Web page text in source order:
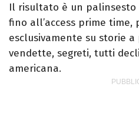
Il risultato è un palinsesto
fino all’access prime time,
esclusivamente su storie
vendette, segreti, tutti
americana.